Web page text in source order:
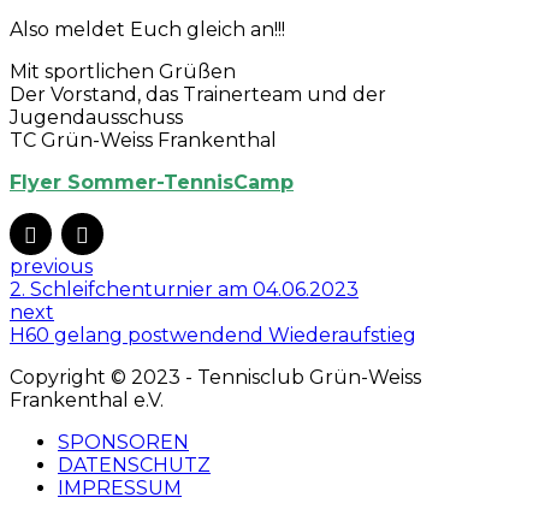
Also meldet Euch gleich an!!!
Mit sportlichen Grüßen
Der Vorstand, das Trainerteam und der
Jugendausschuss
TC Grün-Weiss Frankenthal
Flyer Sommer-TennisCamp
previous
2. Schleifchenturnier am 04.06.2023
next
H60 gelang postwendend Wiederaufstieg
Copyright © 2023 - Tennisclub Grün-Weiss
Frankenthal e.V.
SPONSOREN
DATENSCHUTZ
IMPRESSUM